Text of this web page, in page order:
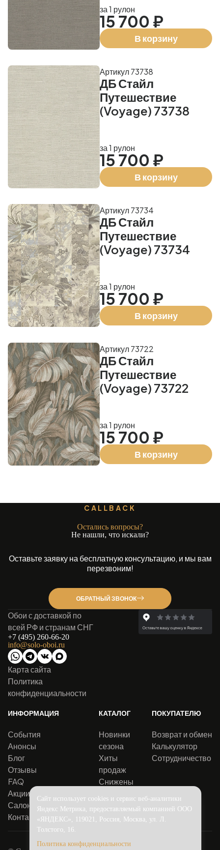
за 1 рулон
15 700 ₽
В корзину
ДБ Стайл
Путешествие
(Voyage) 73738
Артикул 73738
за 1 рулон
15 700 ₽
В корзину
ДБ Стайл
Путешествие
(Voyage) 73734
Артикул 73734
за 1 рулон
15 700 ₽
В корзину
ДБ Стайл
Путешествие
(Voyage) 73722
Артикул 73722
за 1 рулон
15 700 ₽
В корзину
CALLBACK
Остались вопросы?
Не нашли, что искали?
Оставьте заявку на бесплатную консультацию, и мы вам
перезвоним!
ОБРАТНЫЙ ЗВОНОК
Обои с доставкой по
всей РФ и странам СНГ
+7 (495) 260-66-20
info@solo-oboi.ru
Карта сайта
Политика
конфиденциальности
ИНФОРМАЦИЯ
События
Анонсы
Блог
Отзывы
FAQ
Акции
Салоны
Контакты
КАТАЛОГ
Новинки
сезона
Хиты
продаж
Снижены
ПОКУПАТЕЛЮ
Возврат и обмен
Калькулятор
Сотрудничество
Сайт использует cookies и сервис веб-аналитики
Яндекс Метрика, предоставляемый компанией ООО
«ЯНДЕКС», 119021, Россия, Москва, ул. Л.
Толстого, 16.
Политика конфиденциальности